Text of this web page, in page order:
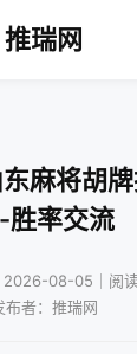
推瑞网
麻将胡
胜率交流
2026-08-05｜阅
布者：推瑞网